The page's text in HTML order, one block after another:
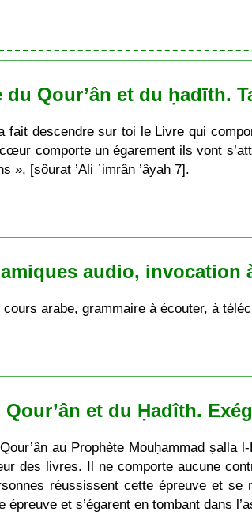
Qour’ân et du ḥadīth.
descendre sur toi le Livre qui
comporte un égarement ils vont
», [sôurat ’Ali ʿimrân ’âyah 7].
audio, invocation
arabe, grammaire à écouter, à
et du Ḥadîth.
au Prophète Mouḥammad ṣalla
des livres. Il ne comporte aucune
réussissent cette épreuve et
épreuve et s’égarent en tombant dans